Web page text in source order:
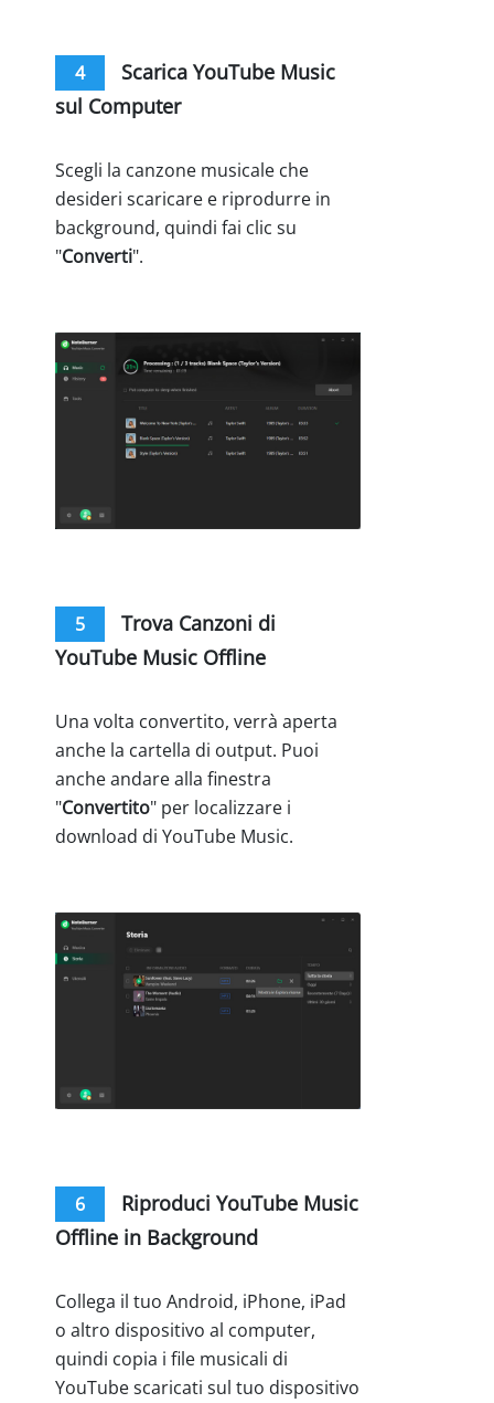
4
Scarica YouTube Music
sul Computer
Scegli la canzone musicale che
desideri scaricare e riprodurre in
background, quindi fai clic su
"Converti".
5
Trova Canzoni di
YouTube Music Offline
Una volta convertito, verrà aperta
anche la cartella di output. Puoi
anche andare alla finestra
"Convertito" per localizzare i
download di YouTube Music.
6
Riproduci YouTube Music
Offline in Background
Collega il tuo Android, iPhone, iPad
o altro dispositivo al computer,
quindi copia i file musicali di
YouTube scaricati sul tuo dispositivo